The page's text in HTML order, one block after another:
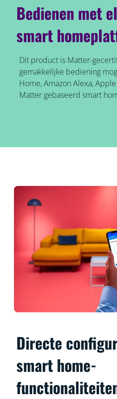
Bedienen met
smart
Dit product is Matter-
gemakkelijke bediening
Home, Amazon Alexa,
Matter gebaseerd smart
Directe
smart home-